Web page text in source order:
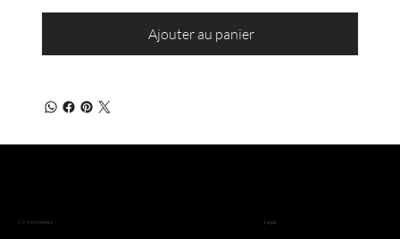
Ajouter au panier
Coordonnées Legal